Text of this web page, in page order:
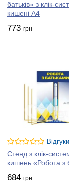
батьків» з клік-
кишені А4
773 грн
Стенд з клік-
кишень «Робота з
684 грн